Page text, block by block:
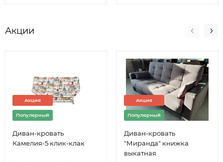
Акции
Акция
Популярный
Диван-кровать
Камелия-5 клик-клак
Акция
Популярный
Диван-кровать
"Миранда" книжка
выкатная